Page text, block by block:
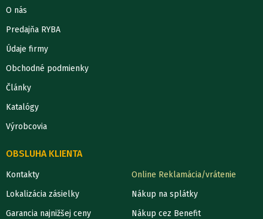
O nás
Predajňa RYBA
Údaje firmy
Obchodné podmienky
Články
Katalógy
Výrobcovia
OBSLUHA KLIENTA
Kontakty
Lokalizácia zásielky
Garancia najnižšej ceny
Online Reklamácia/vrátenie
Nákup na splátky
Nákup cez Benefit